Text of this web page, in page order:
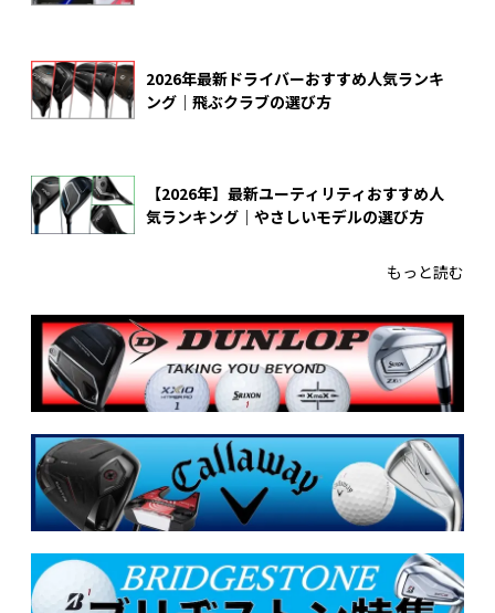
2026年最新ドライバーおすすめ人気ランキ
ング｜飛ぶクラブの選び方
【2026年】最新ユーティリティおすすめ人
気ランキング｜やさしいモデルの選び方
もっと読む